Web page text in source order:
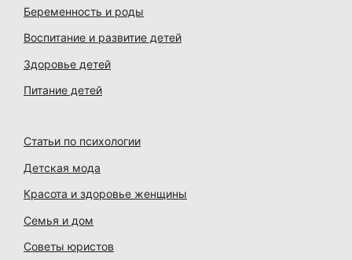
Беременность и роды
Воспитание и развитие детей
Здоровье детей
Питание детей
Статьи по психологии
Детская мода
Красота и здоровье женщины
Семья и дом
Советы юристов